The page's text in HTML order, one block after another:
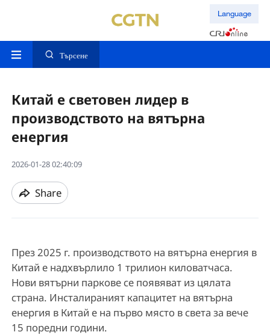
Language
Търсене
Китай е световен лидер в
производството на вятърна
енергия
2026-01-28 02:40:09
Share
През 2025 г. производството на вятърна енергия в
Китай е надхвърлило 1 трилион киловатчаса.
Нови вятърни паркове се появяват из цялата
страна. Инсталираният капацитет на вятърна
енергия в Китай е на първо място в света за вече
15 поредни години.